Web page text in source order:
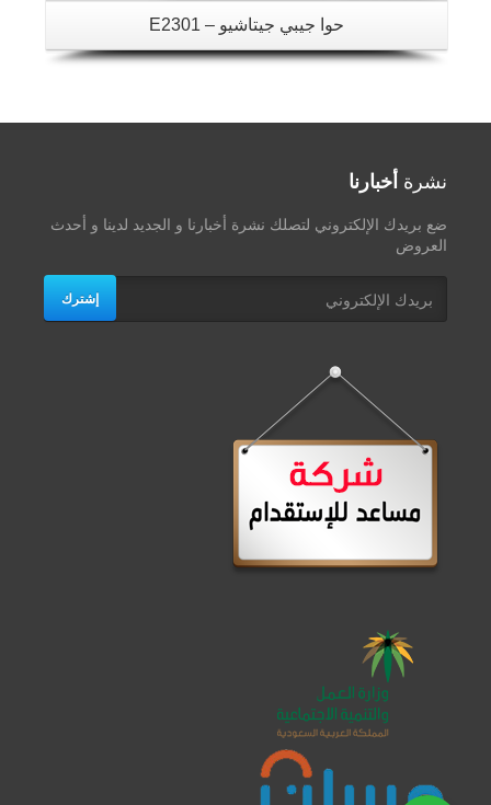
حوا جيبي جيتاشيو – E2301
نشرة أخبارنا
ضع بريدك الإلكتروني لتصلك نشرة أخبارنا و الجديد لدينا و أحدث
العروض
إشترك